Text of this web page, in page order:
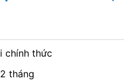
chính thức
tháng